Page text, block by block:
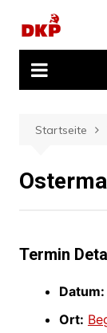
Inhalt
springen
Startseite
Termin
Datum:
Ort: